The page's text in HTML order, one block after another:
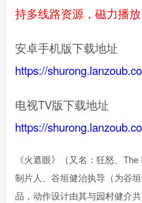
持多线路资源，磁力播放
安卓手机版下载地址
https://
电视TV版下载地址
https://
《火遮眼》（又名：狂怒、
制片人、谷垣健治执导（为谷
品，动作设计由其与园村健介